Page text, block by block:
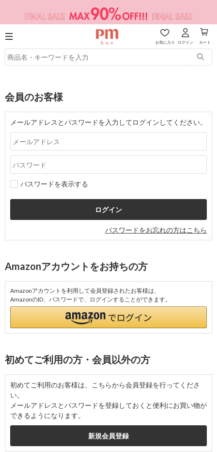
お気に入り ログイン カート
会員のお客様
メールアドレスとパスワードを入力してログインしてください。
パスワードを表示する
パスワードをお忘れの方はこちら
Amazonアカウントをお持ちの方
Amazonアカウントを利用して会員登録されたお客様は、
AmazonのID、パスワードで、ログインすることができます。
初めてご利用の方・会員以外の方
初めてご利用のお客様は、こちらから会員登録を行ってくださ
い。
メールアドレスとパスワードを登録しておくと便利にお買い物が
できるようになります。